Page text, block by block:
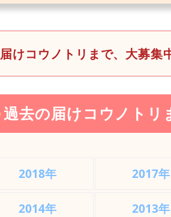
届けコウノトリまで、大募集
過去の届けコウノトリ
2018年 2017年
2014年 2013年